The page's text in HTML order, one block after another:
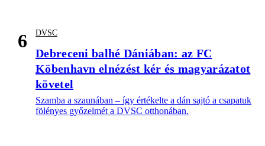
6 DVSC
Debreceni balhé Dániában: az FC
Köbenhavn elnézést kér és magyarázatot
követel
Szamba a szaunában – így értékelte a dán sajtó a csapatuk
fölényes győzelmét a DVSC otthonában.